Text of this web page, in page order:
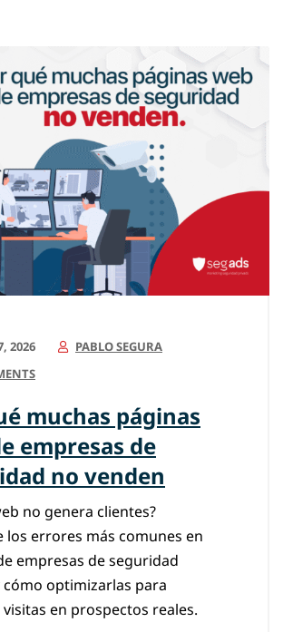
2026
PABLO SEGURA
muchas páginas
empresas de
no venden
no genera clientes?
los errores más comunes en
empresas de seguridad
cómo optimizarlas para
en prospectos reales.